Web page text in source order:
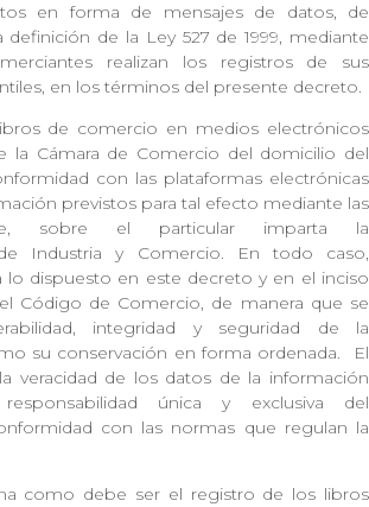
en forma de mensajes de datos, de
de la Ley 527 de 1999, mediante
realizan los registros de sus
en los términos del presente decreto.
de comercio en medios electrónicos
la Cámara de Comercio del domicilio del
con las plataformas electrónicas
previstos para tal efecto mediante las
sobre el particular imparta la
Industria y Comercio. En todo caso,
lo dispuesto en este decreto y en el inciso
Código de Comercio, de manera que se
integridad y seguridad de la
su conservación en forma ordenada.
El
veracidad de los datos de la información
responsabilidad única y exclusiva del
con las normas que regulan la
como debe ser el registro de los libros